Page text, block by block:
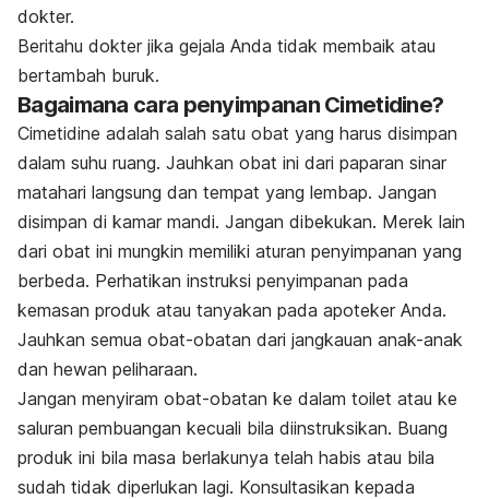
dokter.
Beritahu dokter jika gejala Anda tidak membaik atau
bertambah buruk.
Bagaimana cara penyimpanan Cimetidine?
Cimetidine adalah salah satu obat yang harus disimpan
dalam suhu ruang. Jauhkan obat ini dari paparan sinar
matahari langsung dan tempat yang lembap. Jangan
disimpan di kamar mandi. Jangan dibekukan. Merek lain
dari obat ini mungkin memiliki aturan penyimpanan yang
berbeda. Perhatikan instruksi penyimpanan pada
kemasan produk atau tanyakan pada apoteker Anda.
Jauhkan semua obat-obatan dari jangkauan anak-anak
dan hewan peliharaan.
Jangan menyiram obat-obatan ke dalam toilet atau ke
saluran pembuangan kecuali bila diinstruksikan. Buang
produk ini bila masa berlakunya telah habis atau bila
sudah tidak diperlukan lagi. Konsultasikan kepada